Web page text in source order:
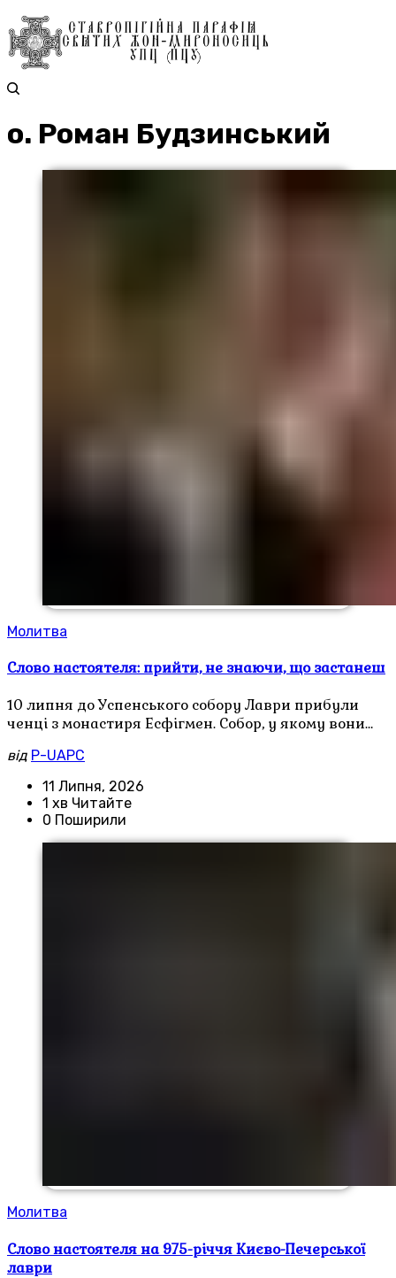
о. Роман Будзинський
Молитва
Слово настоятеля: прийти, не знаючи, що застанеш
10 липня до Успенського собору Лаври прибули
ченці з монастиря Есфігмен. Собор, у якому вони…
від P-UAPC
11 Липня, 2026
1 хв Читайте
0 Поширили
Молитва
Слово настоятеля на 975-річчя Києво-Печерської
лаври